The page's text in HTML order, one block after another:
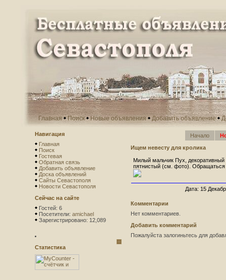
Главная Поиск Новые объявления Добавить объявление
Навигация
Главная
Поиск
Гостевая
Обратная связь
Добавить объявление
Доска объявлений
Сайты Севастополя
Новости Севастополя
Сейчас на сайте
Гостей: 6
Посетители: amichael
Зарегистрировано: 12,089
Статистика
Начало
Ищем невесту для кролика
Милый мальчик Пух, декоративный
пятнистый (см. фото). Обращаться
Дата: 15
Комментарии
Нет комментариев.
Добавить комментарий
Пожалуйста залогиньтесь для